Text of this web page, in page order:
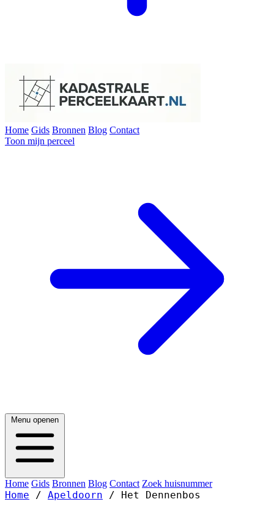
Home Gids Bronnen Blog Contact
Toon mijn perceel
Menu openen
Home Gids Bronnen Blog Contact Zoek huisnummer
Home / Apeldoorn / Het Dennenbos